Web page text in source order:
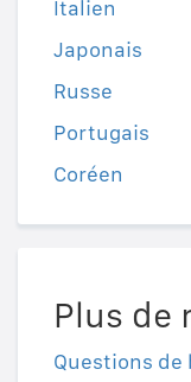
Italien
Japonais
Russe
Portugais
Coréen
Plus de
Questions de